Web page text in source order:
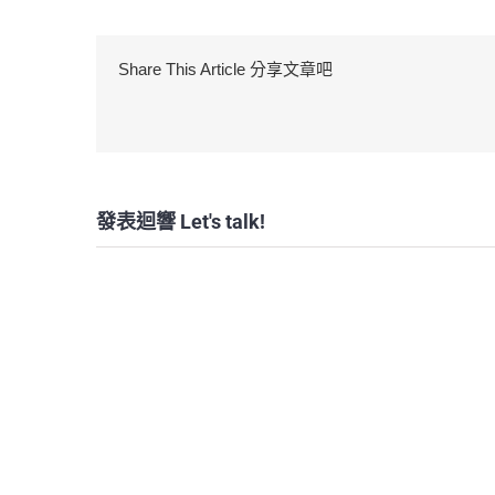
Share This Article 分享文章吧
發表迴響 Let's talk!